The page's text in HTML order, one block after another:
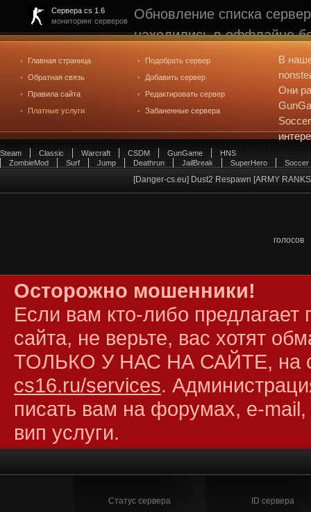
Сервера cs 1.6
мониторинг серверов
Обновление списка
находились в оффлайне
рейтинге не участвуют.
редактирования
.
Главная страница
Обратная связь
Правила сайта
Платные услуги
Подобрать сервер
Добавить сервер
Редактировать сервер
Забаненные сервера
В
Они
Steam Classic Warcraft CSDM GunGame
HNS
ZombieMod
Surf Jump Deathrun JailBreak SuperHero Soccer
[Danger-cs.eu] Dust2 Respawn [ARMY
голосов
Осторожно мошенники!
Если вам кто-либо
сайта, не верьте, вас хотят
ТОЛЬКО У НАС НА САЙТЕ, на
cs16.ru/services.
писать вам на форумах, e-mail,
вип услуги.
Статус сервера
ID сервера